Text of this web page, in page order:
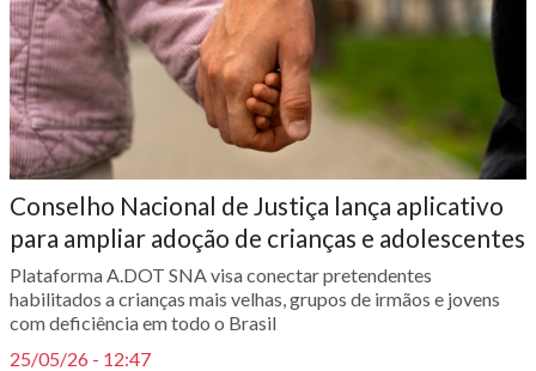
Conselho Nacional de Justiça lança aplicativo
para ampliar adoção de crianças e adolescentes
Plataforma A.DOT SNA visa conectar pretendentes
habilitados a crianças mais velhas, grupos de irmãos e jovens
com deficiência em todo o Brasil
25/05/26 - 12:47